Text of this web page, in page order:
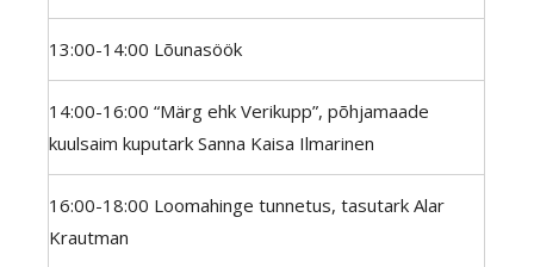
13:00-14:00 Lõunasöök
14:00-16:00 “Märg ehk Verikupp”, põhjamaade
kuulsaim kuputark Sanna Kaisa Ilmarinen
16:00-18:00 Loomahinge tunnetus, tasutark Alar
Krautman